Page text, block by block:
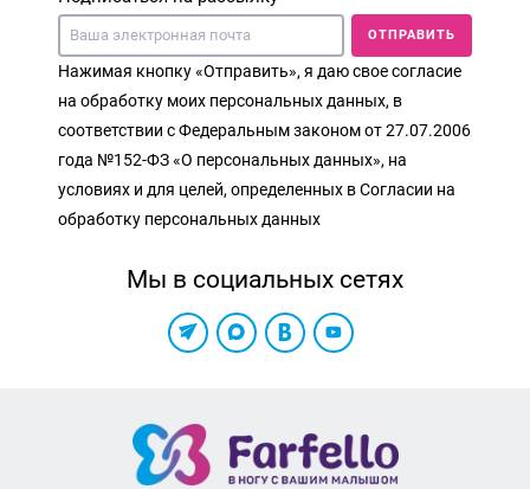
ОТПРАВИТЬ
Нажимая кнопку «Отправить», я даю свое согласие
на обработку моих персональных данных, в
соответствии с Федеральным законом от 27.07.2006
года №152-ФЗ «О персональных данных», на
условиях и для целей, определенных в Согласии на
обработку персональных данных
Мы в социальных сетях